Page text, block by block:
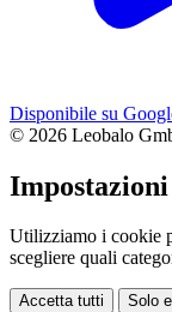
Disponibile su
© 2026 Leobalo
Utilizziamo i cookie
scegliere quali
Accetta tutti Solo